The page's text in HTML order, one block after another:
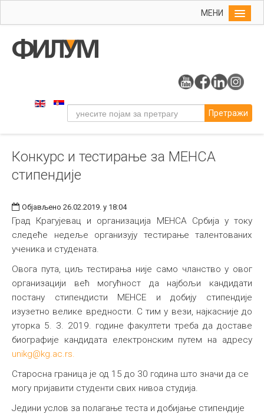
МЕНИ
Упис
Уметност
Издаваштво
Библиотека
Међународна
Претражи
Конкурс и тестирање за МЕНСА
стипендије
Објављено 26.02.2019. у 18:04
Град Крагујевац и организација МЕНСА Србија у току
следеће недеље организују тестирање талентованих
ученика и студената.
Овога пута, циљ тестирања није само чланство у овог
организацији већ могућност да најбољи кандидати
постану стипендисти МЕНСЕ и добију стипендије
изузетно велике вредности. С тим у вези, најкасније до
уторка 5. 3. 2019. године факултети треба да доставе
биографије кандидата електронским путем на адресу
unikg@kg.ac.rs.
Старосна граница је од 15 до 30 година што значи да се
могу пријавити студенти свих нивоа студија.
Једини услов за полагање теста и добијање стипендије